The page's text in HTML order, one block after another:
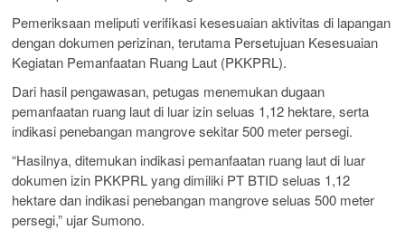
Pemeriksaan meliputi verifikasi kesesuaian aktivitas di lapangan
dengan dokumen perizinan, terutama Persetujuan Kesesuaian
Kegiatan Pemanfaatan Ruang Laut (PKKPRL).
Dari hasil pengawasan, petugas menemukan dugaan
pemanfaatan ruang laut di luar izin seluas 1,12 hektare, serta
indikasi penebangan mangrove sekitar 500 meter persegi.
“Hasilnya, ditemukan indikasi pemanfaatan ruang laut di luar
dokumen izin PKKPRL yang dimiliki PT BTID seluas 1,12
hektare dan indikasi penebangan mangrove seluas 500 meter
persegi,” ujar Sumono.